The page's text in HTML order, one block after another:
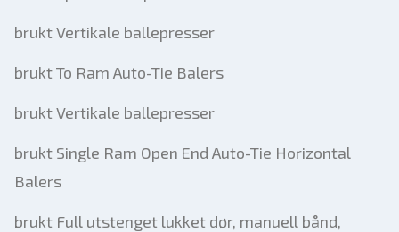
brukt Vertikale ballepresser
brukt To Ram Auto-Tie Balers
brukt Vertikale ballepresser
brukt Single Ram Open End Auto-Tie Horizontal
Balers
brukt Full utstenget lukket dør, manuell bånd,